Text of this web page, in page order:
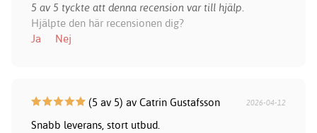
5 av 5 tyckte att denna recension var till hjälp.
Hjälpte den här recensionen dig?
Ja
Nej
(5 av 5) av Catrin Gustafsson 2026-04-12
Snabb leverans, stort utbud.